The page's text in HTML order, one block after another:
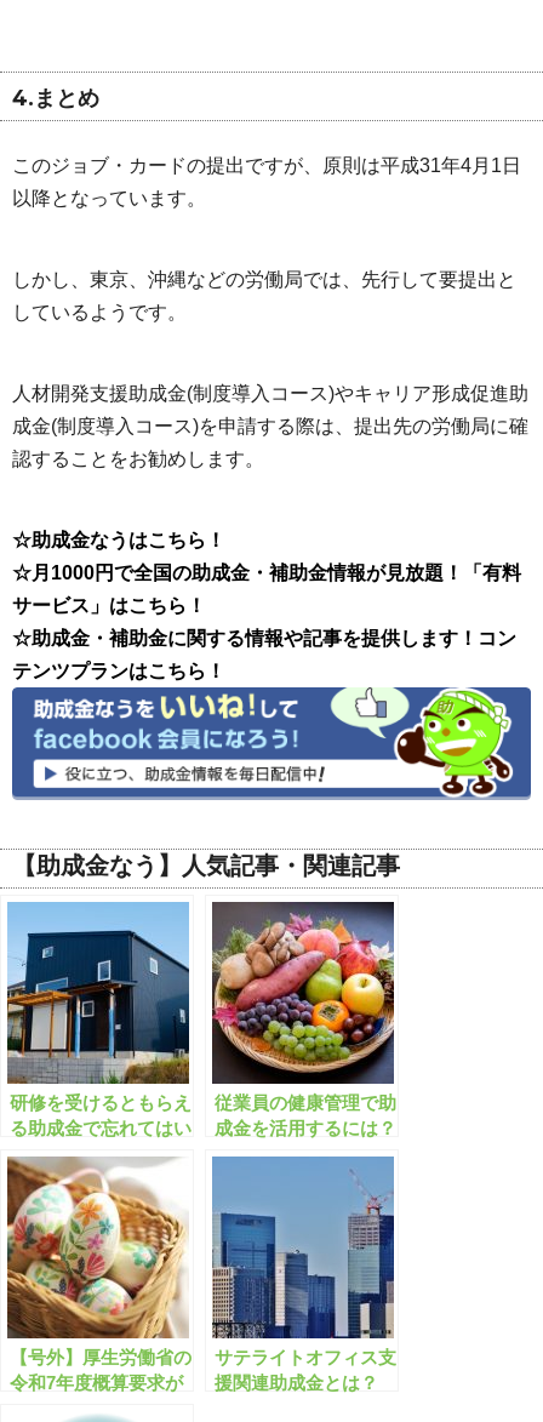
4.まとめ
このジョブ・カードの提出ですが、原則は平成31年4月1日
以降となっています。
しかし、東京、沖縄などの労働局では、先行して要提出と
しているようです。
人材開発支援助成金(制度導入コース)やキャリア形成促進助
成金(制度導入コース)を申請する際は、提出先の労働局に確
認することをお勧めします。
☆助成金なうはこちら！
☆月1000円で全国の助成金・補助金情報が見放題！「有料
サービス」はこちら！
☆助成金・補助金に関する情報や記事を提供します！コン
テンツプランはこちら！
【助成金なう】人気記事・関連記事
研修を受けるともらえ
る助成金で忘れてはい
けない要件とは？
従業員の健康管理で助
成金を活用するには？
【号外】厚生労働省の
令和7年度概算要求が
サテライトオフィス支
援関連助成金とは？